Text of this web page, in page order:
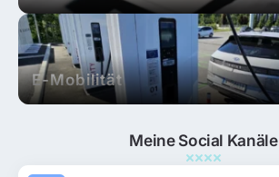
E-Mobilität
Meine Social Kanäle